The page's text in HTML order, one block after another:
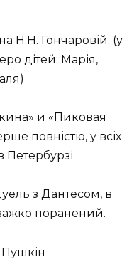
Н.Н. Гончаровій. (у
дітей: Марія,
и «Пиковая
повністю, у всіх
Петербурзі.
з Дантесом, в
поранений.